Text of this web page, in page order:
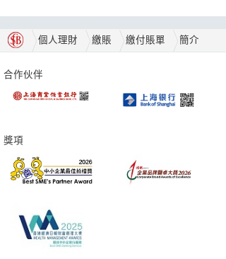
個人理財 繳賬 繳付賬單 簡介
合作伙伴
獎項